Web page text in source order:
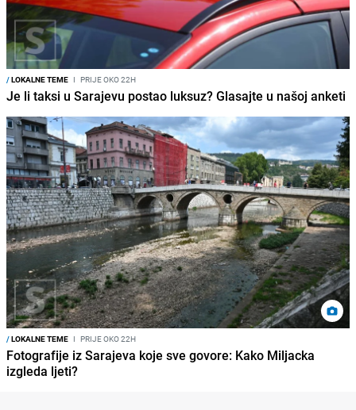
/LOKALNE TEME I PRIJE OKO 22H
Je li taksi u Sarajevu postao luksuz? Glasajte u našoj anketi
/LOKALNE TEME I PRIJE OKO 22H
Fotografije iz Sarajeva koje sve govore: Kako Miljacka
izgleda ljeti?